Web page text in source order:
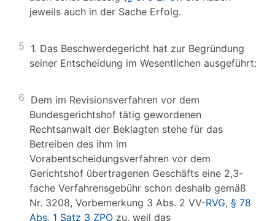
jeweils auch in der Sache Erfolg.
5 1. Das Beschwerdegericht hat zur Begründung
seiner Entscheidung im Wesentlichen ausgeführt:
6 Dem im Revisionsverfahren vor dem
Bundesgerichtshof tätig gewordenen
Rechtsanwalt der Beklagten stehe für das
Betreiben des ihm im
Vorabentscheidungsverfahren vor dem
Gerichtshof übertragenen Geschäfts eine 2,3-
fache Verfahrensgebühr schon deshalb gemäß
Nr. 3208, Vorbemerkung 3 Abs. 2 VV-RVG, § 78
Abs. 1 Satz 3 ZPO zu, weil das